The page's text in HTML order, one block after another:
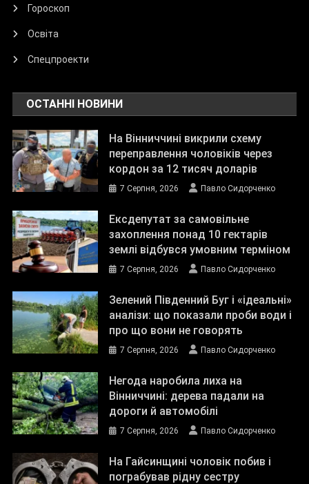
Гороскоп
Освіта
Спецпроекти
ОСТАННІ НОВИНИ
На Вінниччині викрили схему
переправлення чоловіків через
кордон за 12 тисяч доларів
7 Серпня, 2026 Павло Сидорченко
Ексдепутат за самовільне
захоплення понад 10 гектарів
землі відбувся умовним терміном
7 Серпня, 2026 Павло Сидорченко
Зелений Південний Буг і «ідеальні»
аналізи: що показали проби води і
про що вони не говорять
7 Серпня, 2026 Павло Сидорченко
Негода наробила лиха на
Вінниччині: дерева падали на
дороги й автомобілі
7 Серпня, 2026 Павло Сидорченко
На Гайсинщині чоловік побив і
пограбував рідну сестру